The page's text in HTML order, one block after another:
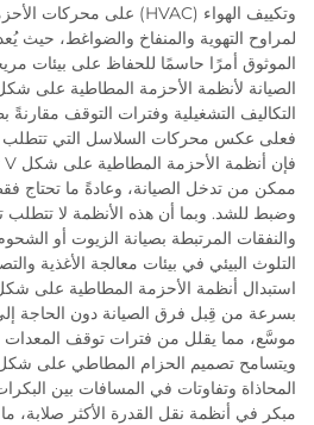
لمراوح التهوية والمنفاخ والضواغط، حيث
الموثوق أمرًا حاسمًا للحفاظ على بيئات
التكاليف التشغيلية وفترات التوقف مقارنةً
فعلى عكس محركات السلاسل التي تتطلب
ممكن من تدخل الصيانة، وعادةً ما تحتاج
وضبط للشد. وبما أن هذه الأنظمة لا تتطلب
والنفقات المرتبطة بصيانة الزيوت أو
التلوث البيئي في بيئات معالجة الأغذية
بسرعة من قِبل فرق الصيانة دون الحاجة
موسَّع، مما يقلل من فترات توقف المعدات
المحاذاة وتفاوتات في المسافات بين
مبكر في أنظمة نقل القدرة الأكثر صلابة،